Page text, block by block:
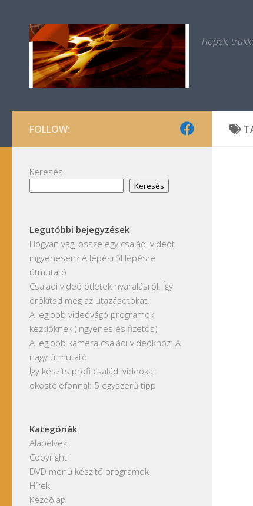
Tippek,
FOLLOW:
Keresés
Keresés
Legutóbbi bejegyzések
Hogyan vágj össze egy családi videót
ingyenesen? A lépésről lépésre
útmutató
Családi videó ötletek nyaralásról: Így
örökítsd meg az utazásotokat!
A legjobb videóvágó programok
kezdőknek (ingyenes és fizetős)
A legjobb kamera családi videókhoz: A
nagy útmutató
Így készíts profi családi videókat
okostelefonnal: 5 egyszerű tipp
Kategóriák
Alapelvek
Copyright
DVD menü készítő programok
Hírek
Kezdõlap